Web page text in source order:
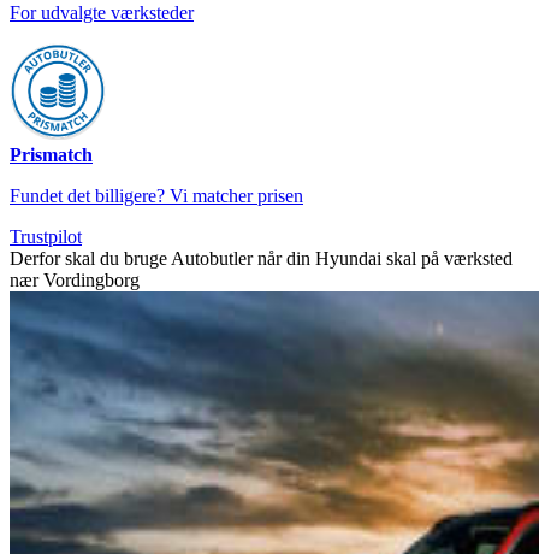
For udvalgte værksteder
Prismatch
Fundet det billigere? Vi matcher prisen
Trustpilot
Derfor skal du bruge Autobutler når din Hyundai skal på værksted
nær Vordingborg